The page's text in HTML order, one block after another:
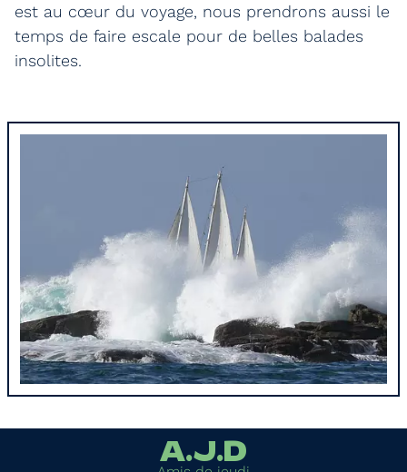
est au cœur du voyage, nous prendrons aussi le
temps de faire escale pour de belles balades
insolites.
A.J.D